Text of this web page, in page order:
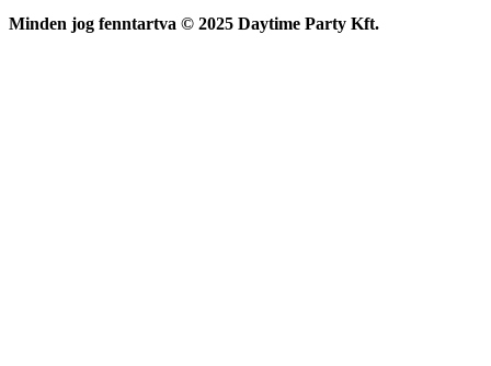
Minden jog fenntartva © 2025 Daytime Party Kft.